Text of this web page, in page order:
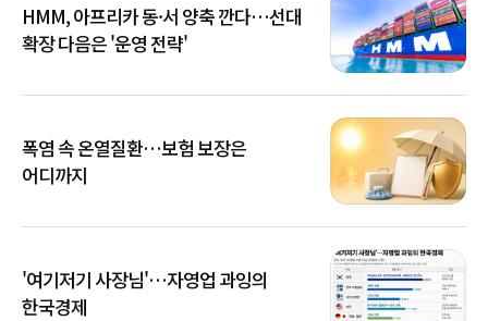
HMM, 아프리카 동·서 양축 깐다…선대
확장 다음은 '운영 전략'
폭염 속 온열질환…보험 보장은
어디까지
'여기저기 사장님'…자영업 과잉의
한국경제